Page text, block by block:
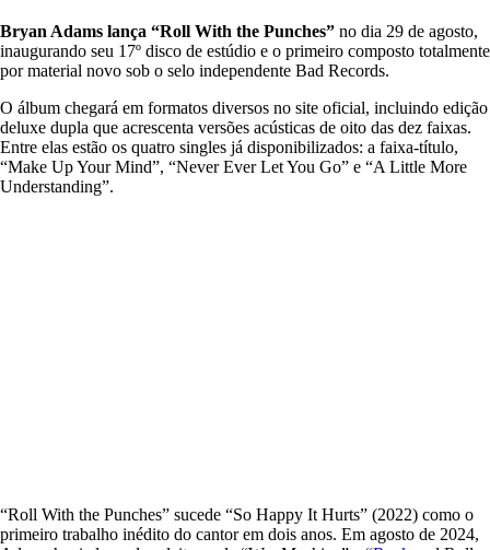
Bryan Adams lança “Roll With the Punches” no dia 29 de agosto,
inaugurando seu 17º disco de estúdio e o primeiro composto totalmente
por material novo sob o selo independente Bad Records.
O álbum chegará em formatos diversos no site oficial, incluindo edição
deluxe dupla que acrescenta versões acústicas de oito das dez faixas.
Entre elas estão os quatro singles já disponibilizados: a faixa-título,
“Make Up Your Mind”, “Never Ever Let You Go” e “A Little More
Understanding”.
“Roll With the Punches” sucede “So Happy It Hurts” (2022) como o
primeiro trabalho inédito do cantor em dois anos. Em agosto de 2024,